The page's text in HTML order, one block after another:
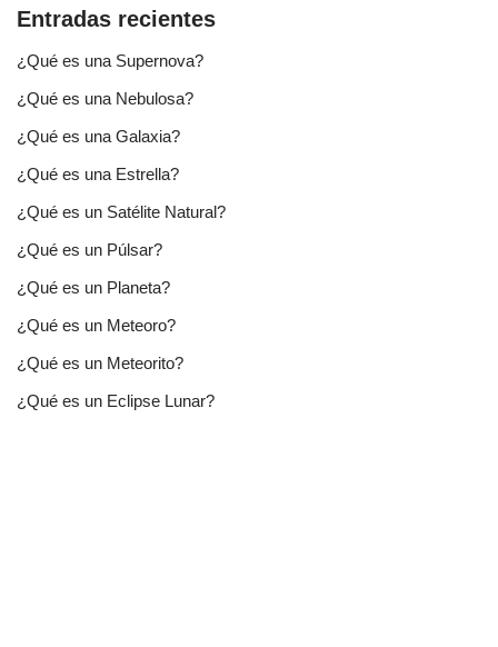
Entradas recientes
¿Qué es una Supernova?
¿Qué es una Nebulosa?
¿Qué es una Galaxia?
¿Qué es una Estrella?
¿Qué es un Satélite Natural?
¿Qué es un Púlsar?
¿Qué es un Planeta?
¿Qué es un Meteoro?
¿Qué es un Meteorito?
¿Qué es un Eclipse Lunar?